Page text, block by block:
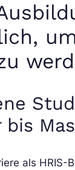
bis
als HRIS-